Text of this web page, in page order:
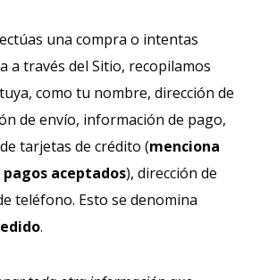
una compra o intentas
a través del Sitio, recopilamos
como tu nombre, dirección de
de envío, información de pago,
tarjetas de crédito (menciona
aceptados), dirección de
teléfono. Esto se denomina
.